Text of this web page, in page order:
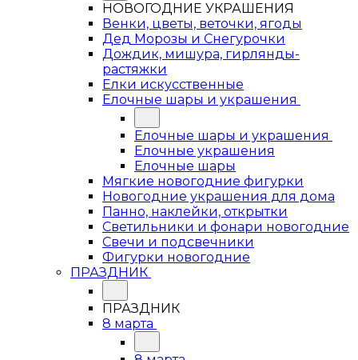
НОВОГОДНИЕ УКРАШЕНИЯ
Венки, цветы, веточки, ягоды
Дед Морозы и Снегурочки
Дождик, мишура, гирлянды-
растяжки
Елки искусственные
Елочные шары и украшения
Елочные шары и украшения
Елочные украшения
Елочные шары
Мягкие новогодние фигурки
Новогодние украшения для дома
Панно, наклейки, открытки
Светильники и фонари новогодние
Свечи и подсвечники
Фигурки новогодние
ПРАЗДНИК
ПРАЗДНИК
8 марта